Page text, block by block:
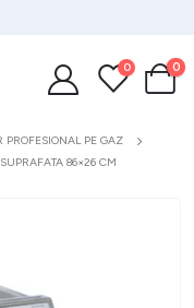
0 0
PROFESIONAL PE GAZ
86×26 CM